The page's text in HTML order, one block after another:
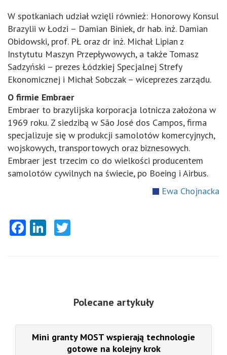
W spotkaniach udział wzięli również: Honorowy Konsul
Brazylii w Łodzi – Damian Biniek, dr hab. inż. Damian
Obidowski, prof. PŁ oraz dr inż. Michał Lipian z
Instytutu Maszyn Przepływowych, a także Tomasz
Sadzyński – prezes Łódzkiej Specjalnej Strefy
Ekonomicznej i Michał Sobczak – wiceprezes zarządu.
O firmie Embraer
Embraer to brazylijska korporacja lotnicza założona w
1969 roku. Z siedzibą w São José dos Campos, firma
specjalizuje się w produkcji samolotów komercyjnych,
wojskowych, transportowych oraz biznesowych.
Embraer jest trzecim co do wielkości producentem
samolotów cywilnych na świecie, po Boeing i Airbus.
Ewa Chojnacka
Facebook
LinkedIn
Polecane artykuły
Mini granty MOST wspierają technologie
gotowe na kolejny krok